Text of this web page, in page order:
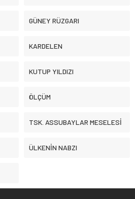
GÜNEY RÜZGARI
KARDELEN
KUTUP YILDIZI
ÖLÇÜM
TSK. ASSUBAYLAR MESELESİ
ÜLKENİN NABZI